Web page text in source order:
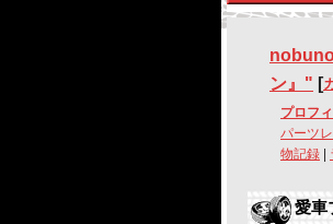
ン』" [
プロフ
パーツ
物記録
愛車